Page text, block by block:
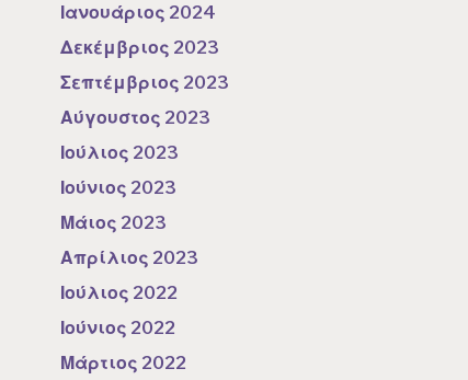
Ιανουάριος 2024
Δεκέμβριος 2023
Σεπτέμβριος 2023
Αύγουστος 2023
Ιούλιος 2023
Ιούνιος 2023
Μάιος 2023
Απρίλιος 2023
Ιούλιος 2022
Ιούνιος 2022
Μάρτιος 2022